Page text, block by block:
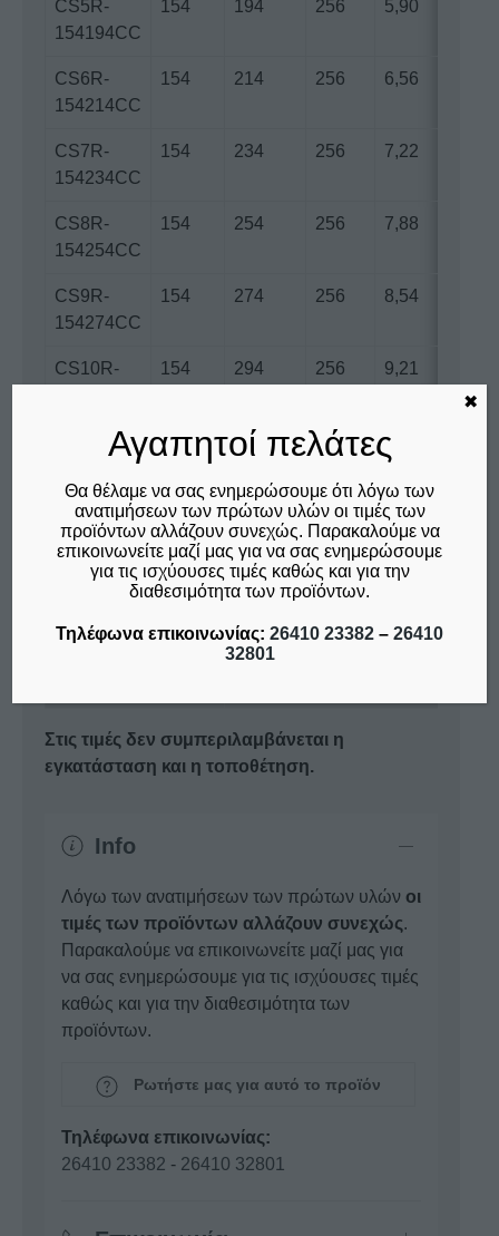
CS5R-
154194CC
154 194 256 5,90
CS6R-
154214CC
154 214 256 6,56
CS7R-
154234CC
154 234 256 7,22
CS8R-
154254CC
154 254 256 7,88
CS9R-
154274CC
154 274 256 8,54
CS10R-
154 294 256 9,21
CS11R-
154314CC
154 314 256 9,87
CS12R-
154334CC
154 334 256 10,53
CS13R-
154 354 256 11,19
Ύψος θαλάμου 256cm
Στις τιμές δεν συμπεριλαμβάνεται η
εγκατάσταση και η τοποθέτηση.
Info
Λόγω των ανατιμήσεων των πρώτων υλών οι
τιμές των προϊόντων αλλάζουν συνεχώς.
Παρακαλούμε να επικοινωνείτε μαζί μας για
να σας ενημερώσουμε για τις ισχύουσες τιμές
καθώς και για την διαθεσιμότητα των
προϊόντων.
Ρωτήστε μας για αυτό το προϊόν
Τηλέφωνα επικοινωνίας:
26410 23382 - 26410 32801
Αγαπητοί πελάτες
Θα θέλαμε να σας ενημερώσουμε ότι λόγω των
ανατιμήσεων των πρώτων υλών οι τιμές των
προϊόντων αλλάζουν συνεχώς. Παρακαλούμε να
επικοινωνείτε μαζί μας για να σας ενημερώσουμε
για τις ισχύουσες τιμές καθώς και για την
διαθεσιμότητα των προϊόντων.
Τηλέφωνα επικοινωνίας: 26410 23382 – 26410
32801
✖